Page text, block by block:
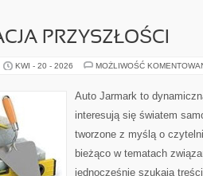
PRZYSZŁOŚCI
KWI - 20 - 2026 MOŻLIWOŚĆ
Auto Jarmark to
interesują się światem
tworzone z myślą o
bieżąco w tematach
jednocześnie szukają